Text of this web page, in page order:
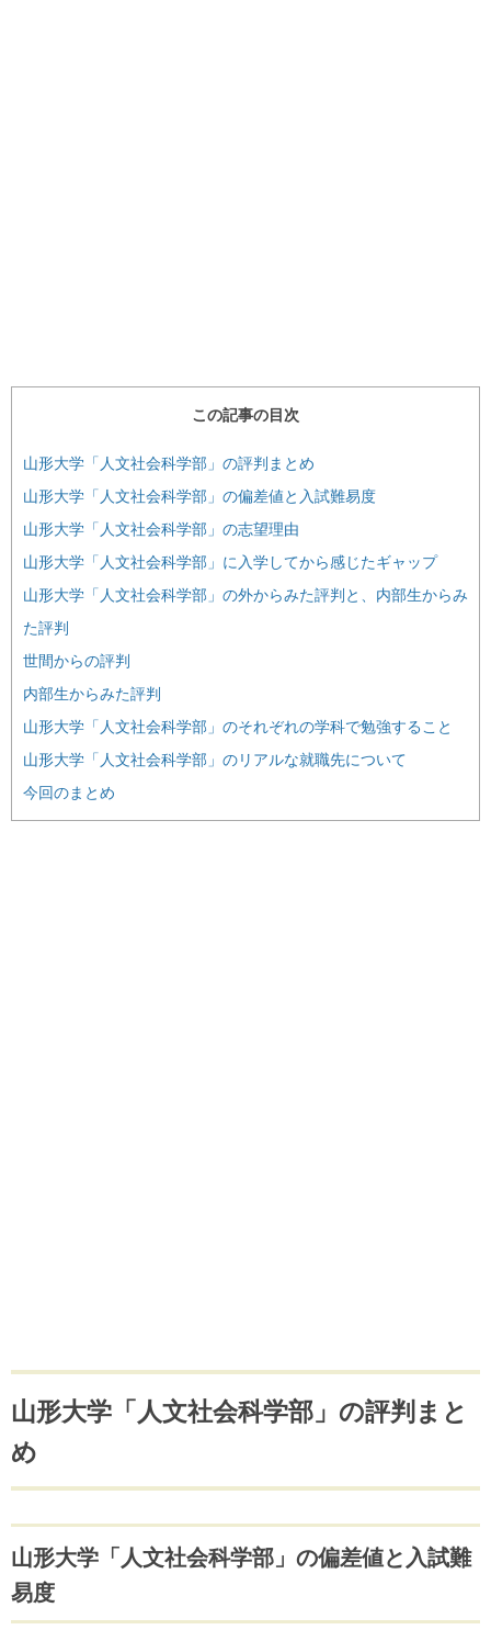
この記事の目次
山形大学「人文社会科学部」の評判まとめ
山形大学「人文社会科学部」の偏差値と入試難易度
山形大学「人文社会科学部」の志望理由
山形大学「人文社会科学部」に入学してから感じたギャップ
山形大学「人文社会科学部」の外からみた評判と、内部生からみ
た評判
世間からの評判
内部生からみた評判
山形大学「人文社会科学部」のそれぞれの学科で勉強すること
山形大学「人文社会科学部」のリアルな就職先について
今回のまとめ
山形大学「人文社会科学部」の評判まと
め
山形大学「人文社会科学部」の偏差値と入試難
易度